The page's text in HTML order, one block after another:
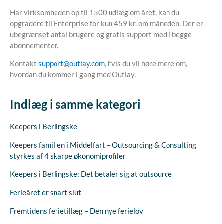
Indlæg i samme kategori
Keepers i Berlingske
Keepers familien i Middelfart – Outsourcing & Consulting
styrkes af 4 skarpe økonomiprofiler
Keepers i Berlingske: Det betaler sig at outsource
Ferieåret er snart slut
Fremtidens ferietillæg – Den nye ferielov
Har virksomheden op til 1500 udlæg om året, kan du
opgradere til Enterprise for kun 459 kr. om måneden. Der er
ubegrænset antal brugere og gratis support med i begge
abonnementer.
Kontakt support@outlay.com, hvis du vil høre mere om,
hvordan du kommer i gang med Outlay.